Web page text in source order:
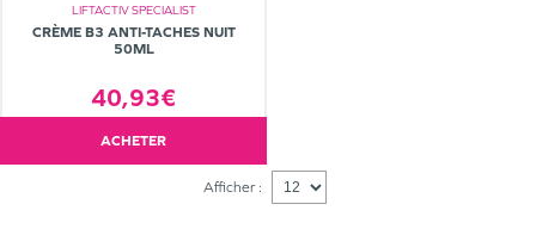
LIFTACTIV SPECIALIST
CRÈME B3 ANTI-TACHES NUIT
50ML
40,93€
ACHETER
Afficher :